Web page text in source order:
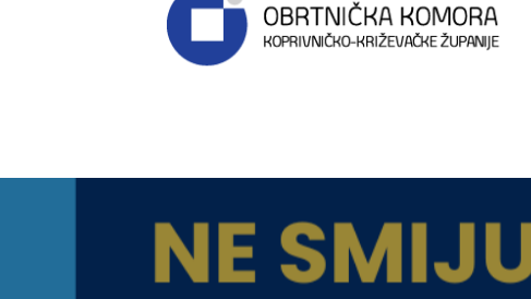
OBRTNIKE PRIJETNJA